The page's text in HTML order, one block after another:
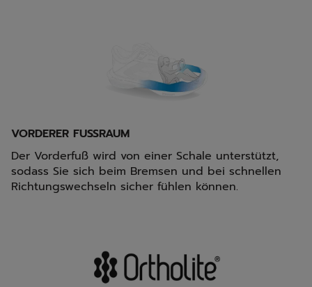
VORDERER FUSSRAUM
Der Vorderfuß wird von einer Schale unterstützt,
sodass Sie sich beim Bremsen und bei schnellen
Richtungswechseln sicher fühlen können.